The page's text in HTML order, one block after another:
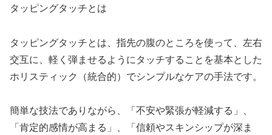
タッピングタッチとは
タッピングタッチとは、指先の腹のところを使って、左右
交互に、軽く弾ませるようにタッチすることを基本とした
ホリスティック（統合的）でシンプルなケアの手法です。
簡単な技法でありながら、「不安や緊張が軽減する」、
「肯定的感情が高まる」、「信頼やスキンシップが深ま